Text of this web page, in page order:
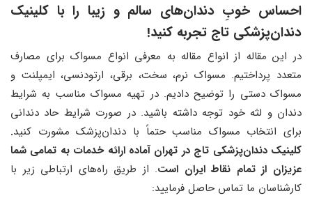
احساس خوبِ دندان‌های سالم و زیبا را با کلینیک
دندان‌پزشکی تاج تجربه کنید!
در این مقاله از انواع مقاله به معرفی انواع مسواک برای مصارف
متعدد پرداختیم. مسواک نرم، سخت، برقی، ارتودنسی، ایمپلنت و
مسواک دستی را توضیح دادیم. در تهیه مسواک مناسب به شرایط
دندان و لثه خود توجه داشته باشید. در صورت شرایط حاد دندانی
برای انتخاب مسواک مناسب حتماً با دندان‌پزشک مشورت کنید.
کلینیک دندان‌پزشکی تاج در تهران آماده ارائه خدمات به تمامی شما
عزیزان از تمام نقاط ایران است. از طریق راه‌های ارتباطی زیر با
کارشناسان ما تماس حاصل فرمایید: